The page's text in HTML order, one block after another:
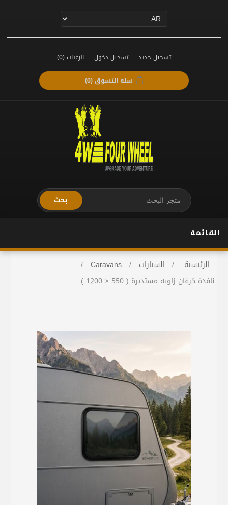
تسجيل جديد تسجيل دخول الرغبات(0)
سلة التسوق(0)
بحث
القائمة
الرئيسية / السيارات /
Caravans
/
نافذة كرفان زاوية مستديرة ( 550 × 1200 )